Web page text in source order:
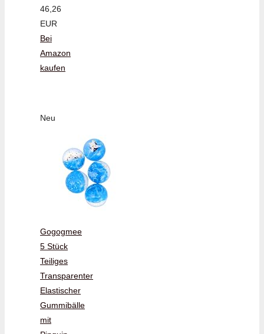
46,26
EUR
Bei
Amazon
kaufen
Neu
Gogogmee
5 Stück
Teiliges
Transparenter
Elastischer
Gummibälle
mit